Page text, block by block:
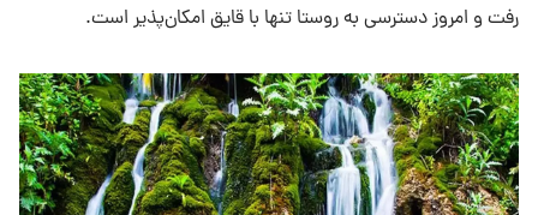
رفت و امروز دسترسی به روستا تنها با قایق امکان‌پذیر است.